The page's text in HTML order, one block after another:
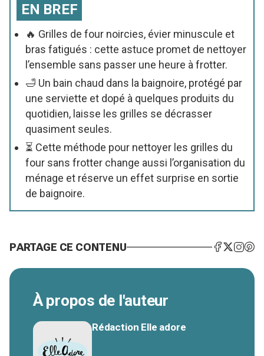
EN BREF
🔥 Grilles de four noircies, évier minuscule et
bras fatigués : cette astuce promet de nettoyer
l’ensemble sans passer une heure à frotter.
🛁 Un bain chaud dans la baignoire, protégé par
une serviette et dopé à quelques produits du
quotidien, laisse les grilles se décrasser
quasiment seules.
⏳ Cette méthode pour nettoyer les grilles du
four sans frotter change aussi l’organisation du
ménage et réserve un effet surprise en sortie
de baignoire.
PARTAGE CE CONTENU
À propos de l'auteur
Rédaction Elle adore